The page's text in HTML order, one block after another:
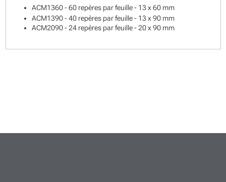
ACM1360 - 60 repères par feuille - 13 x 60 mm
ACM1390 - 40 repères par feuille - 13 x 90 mm
ACM2090 - 24 repères par feuille - 20 x 90 mm